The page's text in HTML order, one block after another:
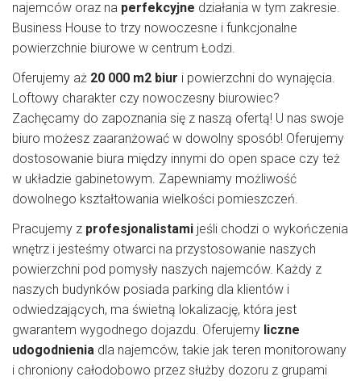
najemców oraz na perfekcyjne działania w tym zakresie.
Business House to trzy nowoczesne i funkcjonalne
powierzchnie biurowe w centrum Łodzi.
Oferujemy aż 20 000 m2 biur i powierzchni do wynajęcia.
Loftowy charakter czy nowoczesny biurowiec?
Zachęcamy do zapoznania się z naszą ofertą! U nas swoje
biuro możesz zaaranżować w dowolny sposób! Oferujemy
dostosowanie biura między innymi do open space czy też
w układzie gabinetowym. Zapewniamy możliwość
dowolnego kształtowania wielkości pomieszczeń.
Pracujemy z profesjonalistami jeśli chodzi o wykończenia
wnętrz i jesteśmy otwarci na przystosowanie naszych
powierzchni pod pomysły naszych najemców. Każdy z
naszych budynków posiada parking dla klientów i
odwiedzających, ma świetną lokalizację, która jest
gwarantem wygodnego dojazdu. Oferujemy liczne
udogodnienia dla najemców, takie jak teren monitorowany
i chroniony całodobowo przez służby dozoru z grupami